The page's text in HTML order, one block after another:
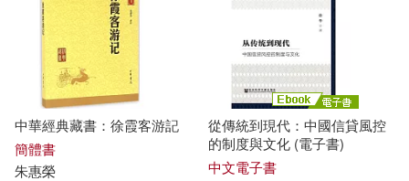
彭海濤，王興平，徐華，王兆建，
雷景堂，尹智勇，李祥瑋，高勇，
徐公持(1)
徐志摩;陸小曼(1)
人民美術出版社(2)
人民衛生出版社(2)
化學工業出版社(2)
中華經典藏書：徐霞客游記
簡體書
朱惠榮
從傳統到現代：中國信貸風控
的制度與文化 (電子書)
中文電子書